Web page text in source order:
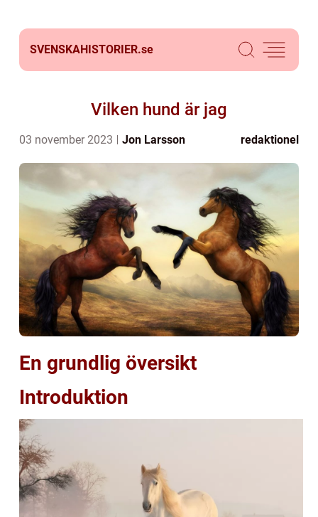
SVENSKAHISTORIER.se
Vilken hund är jag
03 november 2023 Jon Larsson redaktionel
En grundlig översikt
Introduktion